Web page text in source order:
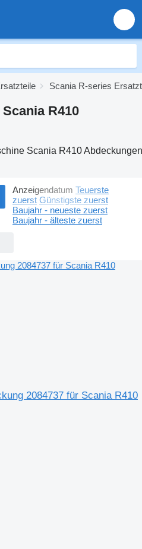
Scania R-series
R410
Scania R410 Abdeckungen
Anzeigendatum Teuerste
zuerst Günstigste zuerst
Baujahr - neueste zuerst
Baujahr - älteste zuerst
2084737 für Scania R410